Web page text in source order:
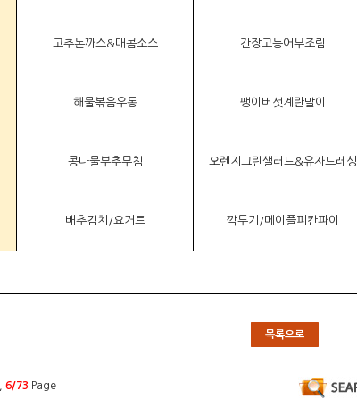
고추돈까스&매콤소스 간장고등어무조림
해물볶음우동 팽이버섯계란말이
콩나물부추무침 오렌지그린샐러드&유자드레싱
배추김치/요거트 깍두기/메이플피칸파이
목록으로
6/73 Page